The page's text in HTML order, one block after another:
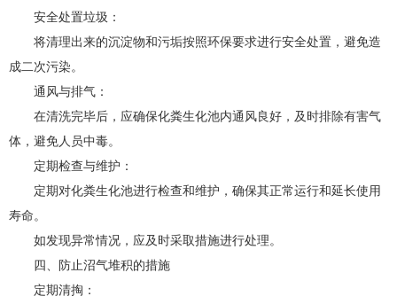
安全处置垃圾：
将清理出来的沉淀物和污垢按照环保要求进行安全处置，避免造
成二次污染。
通风与排气：
在清洗完毕后，应确保化粪生化池内通风良好，及时排除有害气
体，避免人员中毒。
定期检查与维护：
定期对化粪生化池进行检查和维护，确保其正常运行和延长使用
寿命。
如发现异常情况，应及时采取措施进行处理。
四、防止沼气堆积的措施
定期清掏：